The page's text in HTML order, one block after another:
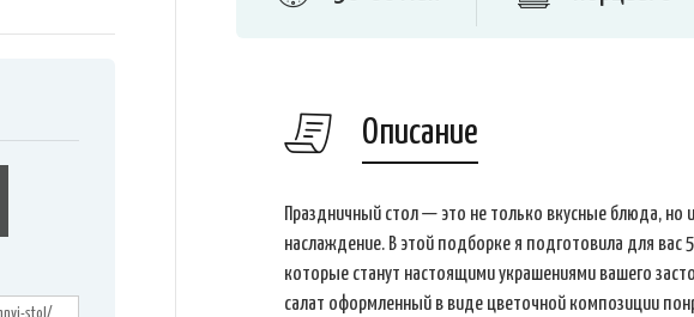
Описание
Праздничный стол — это не только вкусные блюда, но
наслаждение. В этой подборке я подготовила для вас
которые станут настоящими украшениями вашего
салат оформленный в виде цветочной композиции